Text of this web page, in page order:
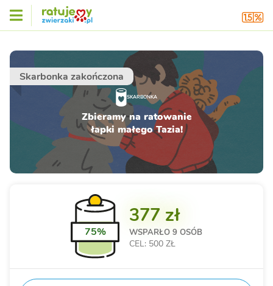
Skarbonka zakończona
SKARBONKA
Zbieramy na ratowanie
łapki małego Tazia!
75%
377 zł
WSPARŁO 9 OSÓB
CEL: 500 ZŁ